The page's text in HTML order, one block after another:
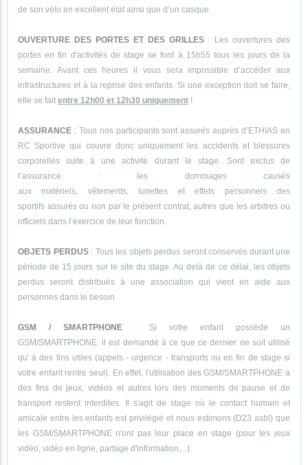
de son vélo en excellent état ainsi que d’un casque.
OUVERTURE DES PORTES ET DES GRILLES : Les ouvertures des
portes en fin d'activités de stage se font à 15h55 tous les jours de la
semaine. Avant ces heures il vous sera impossible d’accéder aux
infrastructures et à la reprise des enfants. Si une exception doit se faire,
elle se fait entre 12h00 et 12h30 uniquement !
ASSURANCE : Tous nos participants sont assurés auprès d’ETHIAS en
RC Sportive qui couvre donc uniquement les accidents et blessures
corporelles suite à une activité durant le stage. Sont exclus de
l’assurance : les dommages causés
aux matériels, vêtements, lunettes et effets personnels des
sportifs assurés ou non par le présent contrat, autres que les arbitres ou
officiels dans l’exercice de leur fonction.
OBJETS PERDUS: Tous les objets perdus seront conservés durant une
période de 15 jours sur le site du stage. Au delà de ce délai, les objets
perdus seront distribués à une association qui vient en aide aux
personnes dans le besoin.
GSM / SMARTPHONE : Si votre enfant possède un
GSM/SMARTPHONE, il est demandé à ce que ce dernier ne soit utilisé
qu' à des fins utiles (appels - urgence - transports ou en fin de stage si
votre enfant rentre seul). En effet, l'utilisation des GSM/SMARTPHONE a
des fins de jeux, vidéos et autres lors des moments de pause et de
transport restent interdites. Il s'agit de stage où le contact humain et
amicale entre les enfants est privilégié et nous estimons (D23 asbl) que
les GSM/SMARTPHONE n'ont pas leur place en stage (pour les jeux
vidéo, vidéo en ligne, partage d'information,...).